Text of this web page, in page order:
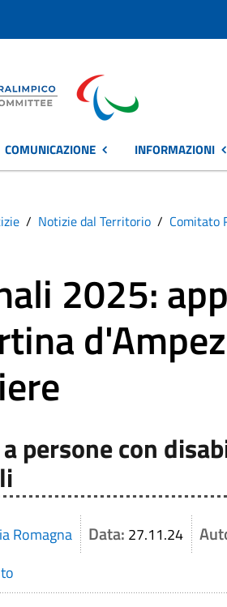
COMUNICAZIONE INFORMAZIONI
Notizie dal Territorio Comitato
2025:
persone con
Romagna Data: 27.11.24